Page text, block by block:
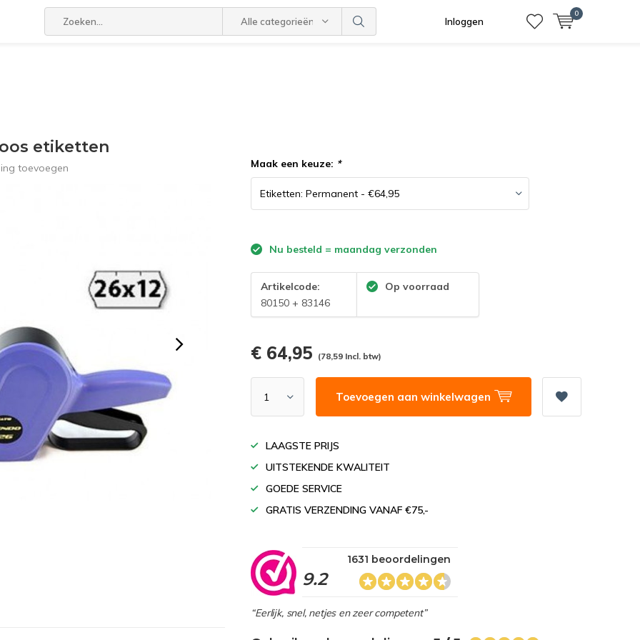
Alle categorieën Inloggen
0
etiketten
toevoegen Maak een keuze: *
Nu besteld = maandag verzonden
Artikelcode:
80150 + 83146
Op voorraad
€ 64,95 (78,59 Incl. btw)
Toevoegen aan winkelwagen
LAAGSTE PRIJS
UITSTEKENDE KWALITEIT
GOEDE SERVICE
GRATIS VERZENDING VANAF €75,-
9.2
1631 beoordelingen
“Eerlijk, snel, netjes en zeer competent”